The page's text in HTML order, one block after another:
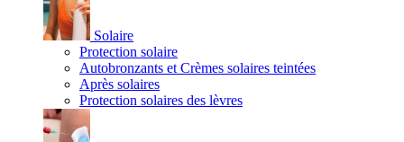
Solaire
Protection solaire
Autobronzants et Crèmes solaires teintées
Après solaires
Protection solaires des lèvres